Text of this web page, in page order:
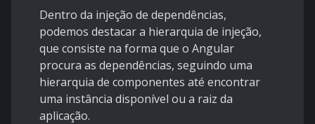
Dentro da injeção de dependências,
podemos destacar a hierarquia de injeção,
que consiste na forma que o Angular
procura as dependências, seguindo uma
hierarquia de componentes até encontrar
uma instância disponível ou a raiz da
aplicação.